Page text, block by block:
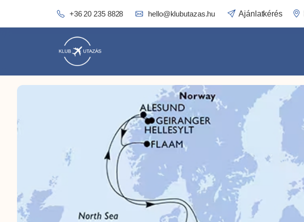
+36 20 235 8828 hello@klubutazas.hu Ajánlatkérés